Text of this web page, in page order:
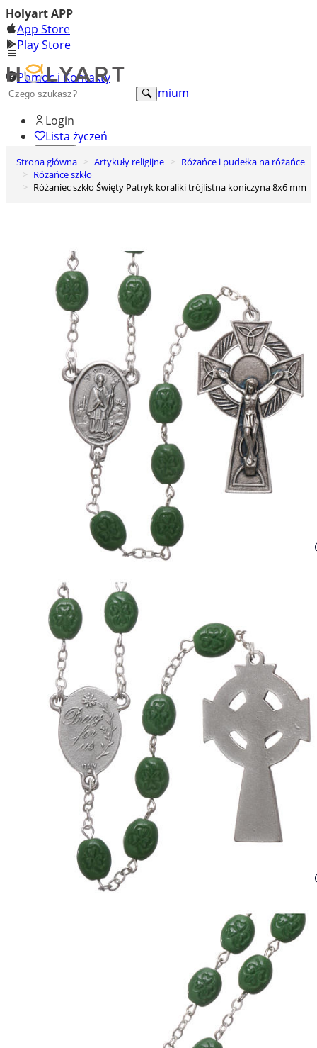
Holyart APP
App Store
Play Store
Pomoc i Kontakty
+48 222 922 860
Odkryj premium
Login
Lista życzeń
0
Koszyk
Strona główna Artykuły religijne
Różańce i pudełka na różańce
Różańce szkło
Różaniec szkło Święty Patryk koraliki trójlistna koniczyna 8x6 mm